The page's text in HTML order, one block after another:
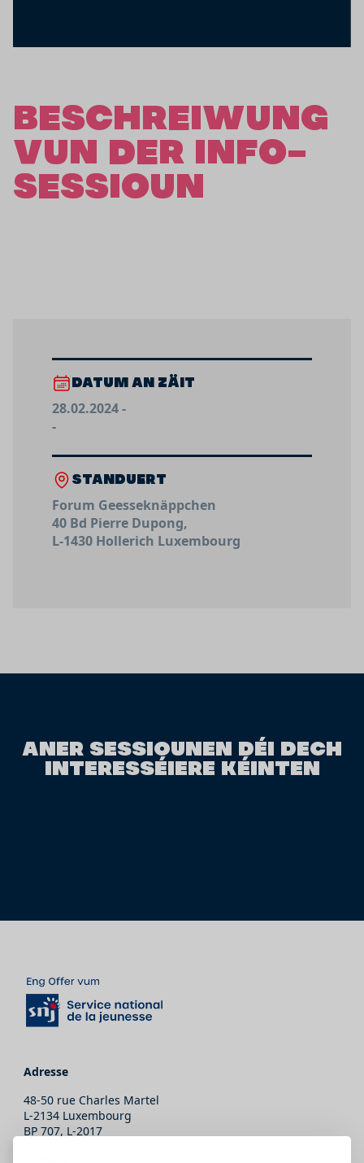
BESCHREIWUNG
VUN DER INFO-
SESSIOUN
DATUM AN ZÄIT
28.02.2024 -
-
STANDUERT
Forum Geesseknäppchen
40 Bd Pierre Dupong,
L-1430 Hollerich Luxembourg
ANER SESSIOUNEN DÉI DECH
INTERESSÉIERE KÉINTEN
Adresse
48-50 rue Charles Martel
L-2134 Luxembourg
BP 707, L-2017